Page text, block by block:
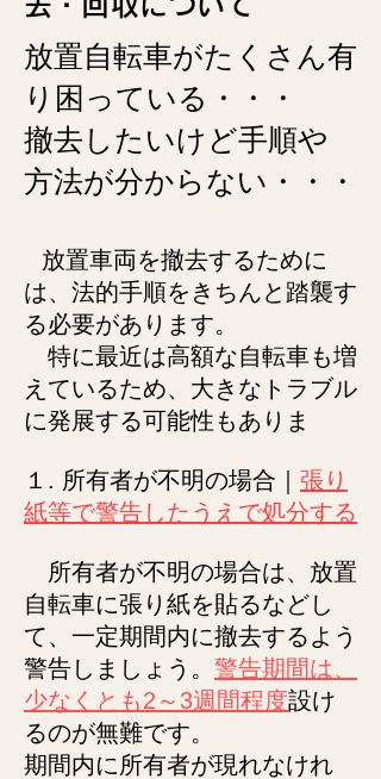
放置自転車がたくさん有
り困っている・・・
撤去したいけど手順や
方法が分からない・・・
放置車両を撤去するために
は、法的手順をきちんと踏襲す
る必要があります。
特に最近は高額な自転車も増
えているため、大きなトラブル
に発展する可能性もありま
１. 所有者が不明の場合｜ 張り
紙等で警告したうえで処分する
所有者が不明の場合は、放置
自転車に張り紙を貼るなどし
て、一定期間内に撤去するよう
警告しましょう。 警告期間は、
少なくとも2～3週間程度設け
るのが無難です。
期間内に所有者が現れなけれ